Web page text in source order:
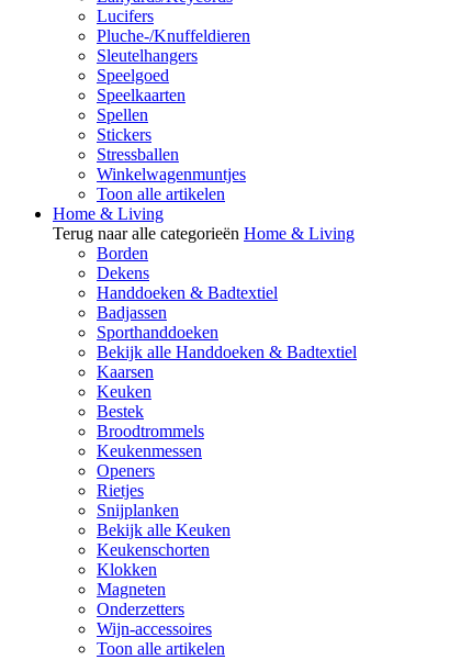
Lucifers
Pluche-/Knuffeldieren
Sleutelhangers
Speelgoed
Speelkaarten
Spellen
Stickers
Stressballen
Winkelwagenmuntjes
Toon alle artikelen
Home & Living
Terug naar alle categorieën Home & Living
Borden
Dekens
Handdoeken & Badtextiel
Badjassen
Sporthanddoeken
Bekijk alle Handdoeken & Badtextiel
Kaarsen
Keuken
Bestek
Broodtrommels
Keukenmessen
Openers
Rietjes
Snijplanken
Bekijk alle Keuken
Keukenschorten
Klokken
Magneten
Onderzetters
Wijn-accessoires
Toon alle artikelen